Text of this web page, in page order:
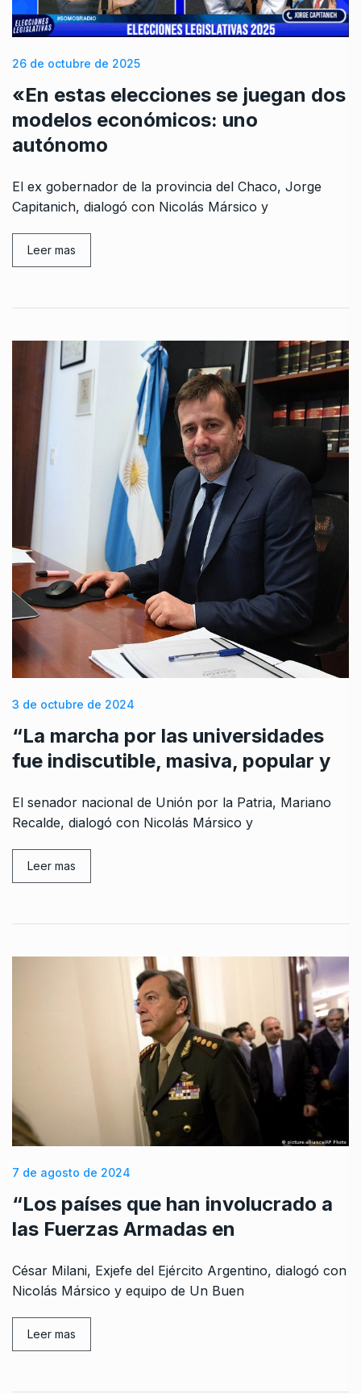
26 de octubre de 2025
«En estas elecciones se juegan dos
modelos económicos: uno
autónomo
El ex gobernador de la provincia del Chaco, Jorge
Capitanich, dialogó con Nicolás Mársico y
Leer mas
3 de octubre de 2024
“La marcha por las universidades
fue indiscutible, masiva, popular y
El senador nacional de Unión por la Patria, Mariano
Recalde, dialogó con Nicolás Mársico y
Leer mas
7 de agosto de 2024
“Los países que han involucrado a
las Fuerzas Armadas en
César Milani, Exjefe del Ejército Argentino, dialogó con
Nicolás Mársico y equipo de Un Buen
Leer mas